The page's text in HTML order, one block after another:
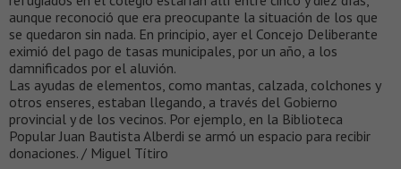
aunque reconoció que era preocupante la situación de los que
se quedaron sin nada. En principio, ayer el Concejo Deliberante
eximió del pago de tasas municipales, por un año, a los
damnificados por el aluvión.
Las ayudas de elementos, como mantas, calzada, colchones y
otros enseres, estaban llegando, a través del Gobierno
provincial y de los vecinos. Por ejemplo, en la Biblioteca
Popular Juan Bautista Alberdi se armó un espacio para recibir
donaciones. / Miguel Títiro